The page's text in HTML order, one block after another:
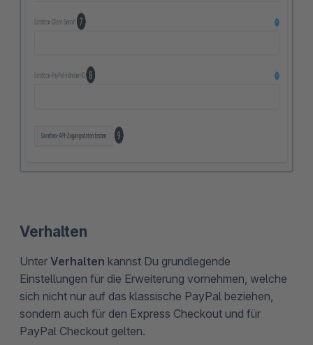
Verhalten
Unter Verhalten kannst Du grundlegende
Einstellungen für die Erweiterung vornehmen, welche
sich nicht nur auf das klassische PayPal beziehen,
sondern auch für den Express Checkout und für
PayPal Checkout gelten.